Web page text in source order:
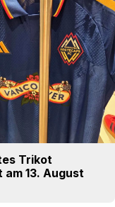
Trikot
13. August